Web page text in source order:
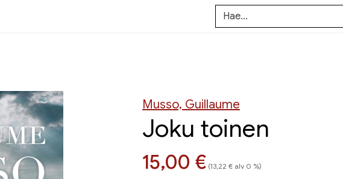
Musso, Guillaume
Joku toinen
Hinta nyt
15,00 € (13,22 € alv 0 %)